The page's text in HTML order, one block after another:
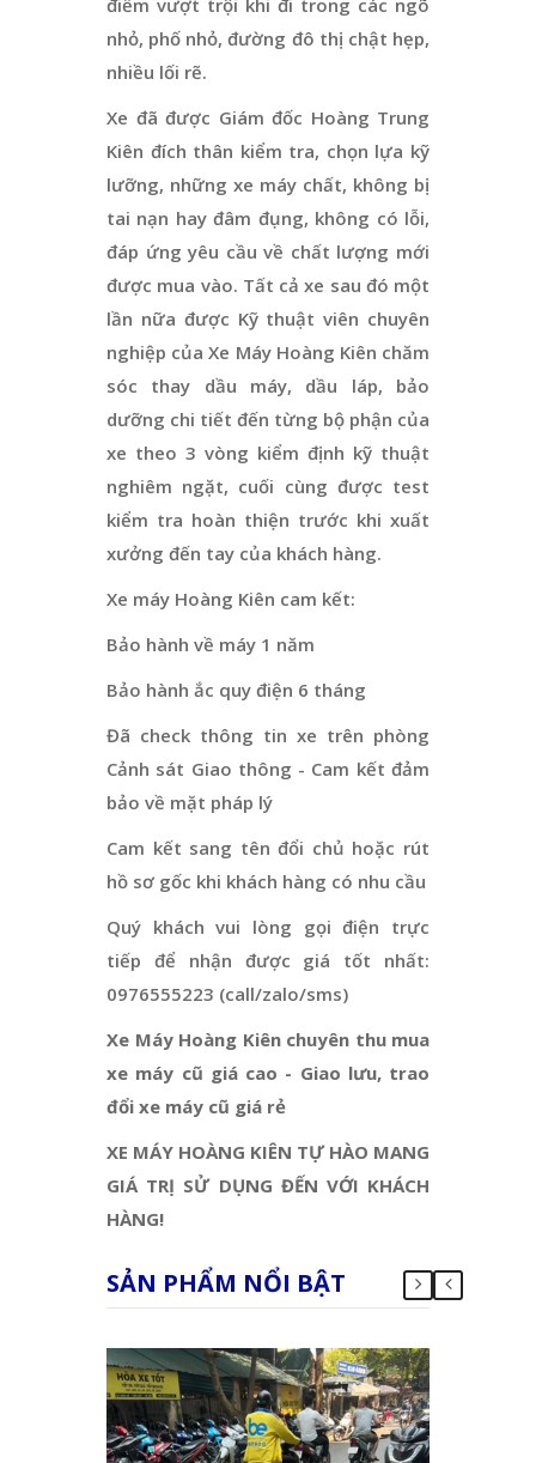
nhỏ, phố nhỏ, đường đô thị chật hẹp,
nhiều lối rẽ.
Xe đã được Giám đốc Hoàng Trung
Kiên đích thân kiểm tra, chọn lựa kỹ
lưỡng, những xe máy chất, không bị
tai nạn hay đâm đụng, không có lỗi,
đáp ứng yêu cầu về chất lượng mới
được mua vào. Tất cả xe sau đó một
lần nữa được Kỹ thuật viên chuyên
nghiệp của Xe Máy Hoàng Kiên chăm
sóc thay dầu máy, dầu láp, bảo
dưỡng chi tiết đến từng bộ phận của
xe theo 3 vòng kiểm định kỹ thuật
nghiêm ngặt, cuối cùng được test
kiểm tra hoàn thiện trước khi xuất
xưởng đến tay của khách hàng.
Xe máy Hoàng Kiên cam kết:
Bảo hành về máy 1 năm
Bảo hành ắc quy điện 6 tháng
Đã check thông tin xe trên phòng
Cảnh sát Giao thông - Cam kết đảm
bảo về mặt pháp lý
Cam kết sang tên đổi chủ hoặc rút
hồ sơ gốc khi khách hàng có nhu cầu
Quý khách vui lòng gọi điện trực
tiếp để nhận được giá tốt nhất:
0976555223 (call/zalo/sms)
Xe Máy Hoàng Kiên chuyên thu mua
xe máy cũ giá cao - Giao lưu, trao
đổi xe máy cũ giá rẻ
XE MÁY HOÀNG KIÊN TỰ HÀO MANG
GIÁ TRỊ SỬ DỤNG ĐẾN VỚI KHÁCH
HÀNG!
SẢN PHẨM NỔI BẬT